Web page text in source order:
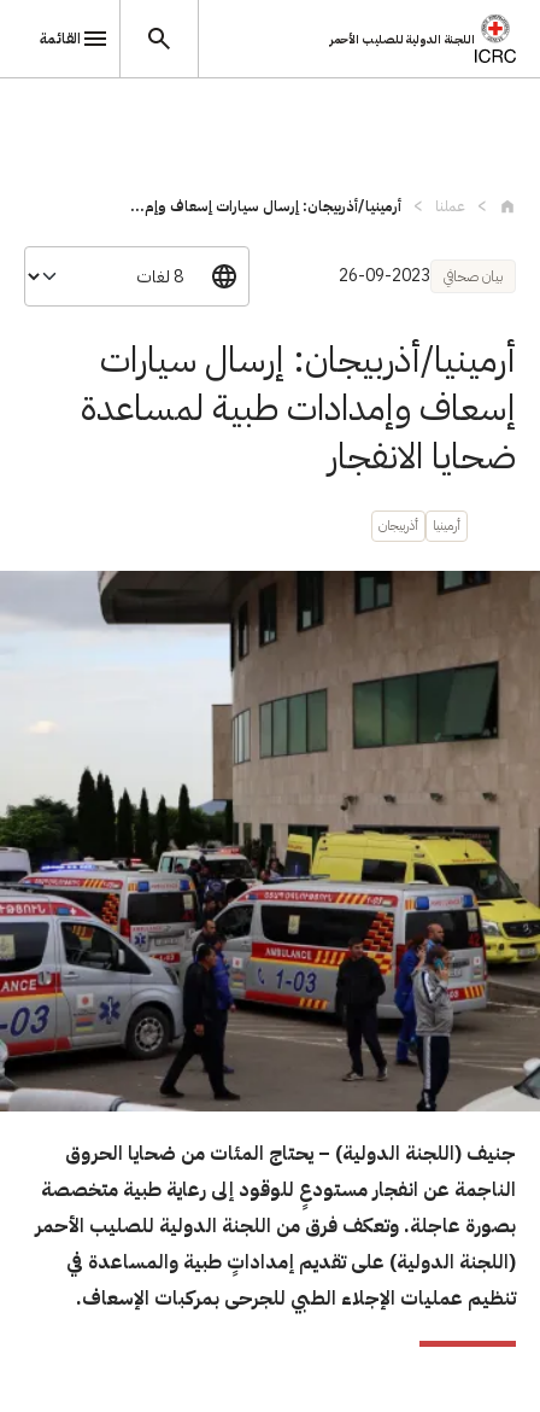
اللجنة الدولية للصليب الأحمر القائمة
عملنا أرمينيا/أذربيجان: إرسال سيارات إسعاف وإم...
بيان صحافي 26-09-2023
أرمينيا/أذربيجان: إرسال سيارات
إسعاف وإمدادات طبية لمساعدة
ضحايا الانفجار
أرمينيا أذربيجان
جنيف (اللجنة الدولية) – يحتاج المئات من ضحايا الحروق
الناجمة عن انفجار مستودعٍ للوقود إلى رعاية طبية متخصصة
بصورة عاجلة. وتعكف فرق من اللجنة الدولية للصليب الأحمر
(اللجنة الدولية) على تقديم إمداداتٍ طبية والمساعدة في
تنظيم عمليات الإجلاء الطبي للجرحى بمركبات الإسعاف.